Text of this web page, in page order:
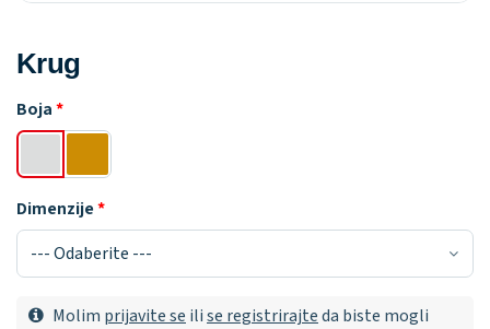
Krug
Boja
Dimenzije
Molim prijavite se ilise registrirajteda biste mogli